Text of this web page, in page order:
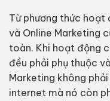
Từ phương thức hoạt
và Online Marketing
toàn. Khi hoạt động
đều phải phụ thuộc
Marketing không
internet mà nó còn